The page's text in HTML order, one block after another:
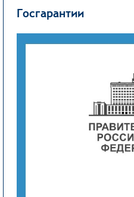
Госгарантии